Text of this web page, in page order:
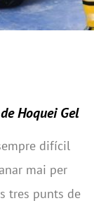
Hoquei Gel
difícil
mai per
tres punts de